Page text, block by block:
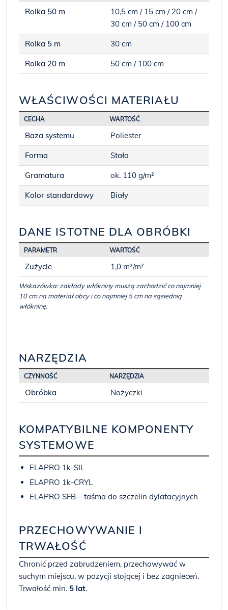
Rolka 50 m
10,5 cm / 15 cm / 20 cm /
30 cm / 50 cm / 100 cm
Rolka 5 m 30 cm
Rolka 20 m 50 cm / 100 cm
WŁAŚCIWOŚCI MATERIAŁU
CECHA WARTOŚĆ
Baza systemu Poliester
Forma Stała
Gramatura ok. 110 g/m²
Kolor standardowy Biały
DANE ISTOTNE DLA OBRÓBKI
PARAMETR WARTOŚĆ
Zużycie 1,0 m²/m²
Wskazówka: zakłady włókniny muszą zachodzić co najmniej
10 cm na materiał obcy i co najmniej 5 cm na sąsiednią
włókninę.
NARZĘDZIA
CZYNNOŚĆ NARZĘDZIA
Obróbka Nożyczki
KOMPATYBILNE KOMPONENTY
SYSTEMOWE
ELAPRO 1k-SIL
ELAPRO 1k-CRYL
ELAPRO SFB – taśma do szczelin dylatacyjnych
PRZECHOWYWANIE I
TRWAŁOŚĆ
Chronić przed zabrudzeniem, przechowywać w
suchym miejscu, w pozycji stojącej i bez zagnieceń.
Trwałość min. 5 lat.